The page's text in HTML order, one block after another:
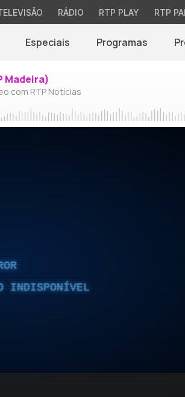
RÁDIO RTP PLAY RTP
Especiais Programas
Madeira)
com RTP Notícias
INDISPONÍVEL